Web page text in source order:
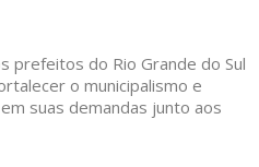
prefeitos do Rio Grande do Sul
o municipalismo e
suas demandas junto aos